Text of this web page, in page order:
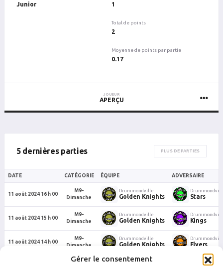
Gérer le consentement
Junior 1
Total de points
2
Moyenne de points par partie
0.17
JOUEUR
APERÇU
5 dernières parties PLUS DE PARTIES
DATE CATÉGORIE ÉQUIPE ADVERSAIRE
11 août 2024 16 h 00
M9-
Dimanche
Drummondville
Golden Knights Stars
11 août 2024 15 h 00
M9-
Dimanche
Drummondville
Golden Knights Kings
11 août 2024 14 h 00
M9-
Dimanche
Drummondville
Golden Knights Flyers
M9-
Drummondville